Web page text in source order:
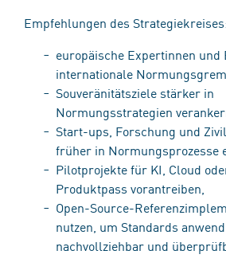
Empfehlungen des
europäische Expertinnen und
internationale
Souveränitätsziele stärker in
Normungsstrategien
Start-ups, Forschung und
früher in Normungsprozesse
Pilotprojekte für KI, Cloud
Produktpass vorantreiben,
Open-Source-
nutzen, um Standards
nachvollziehbar und